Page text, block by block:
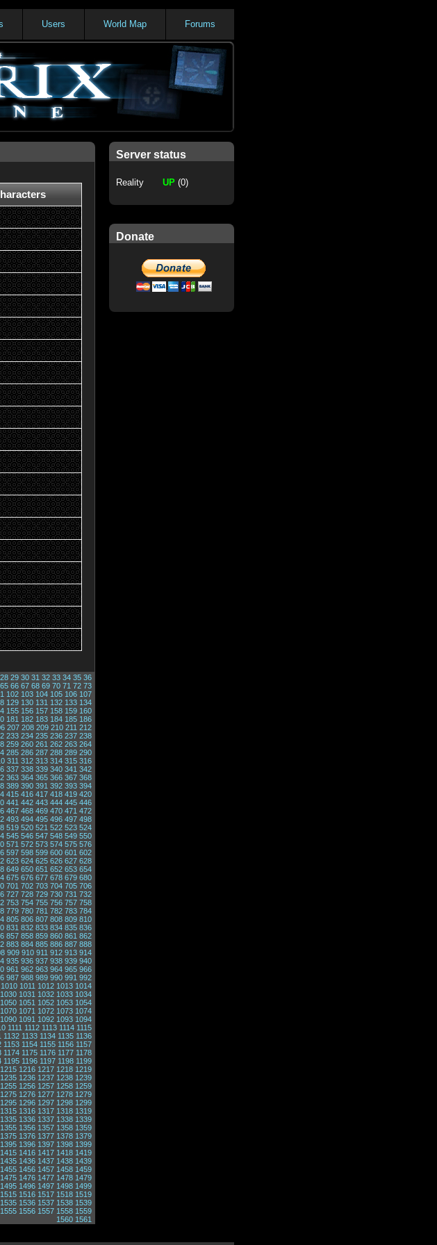
Forums
World Map
Users
28 29 30 31 32 33 34 35 36
65 66 67 68 69 70 71 72 73
102 103 104 105 106 107
129 130 131 132 133 134
155 156 157 158 159 160
181 182 183 184 185 186
207 208 209 210 211 212
233 234 235 236 237 238
259 260 261 262 263 264
285 286 287 288 289 290
311 312 313 314 315 316
337 338 339 340 341 342
363 364 365 366 367 368
389 390 391 392 393 394
415 416 417 418 419 420
441 442 443 444 445 446
467 468 469 470 471 472
493 494 495 496 497 498
519 520 521 522 523 524
545 546 547 548 549 550
571 572 573 574 575 576
597 598 599 600 601 602
623 624 625 626 627 628
649 650 651 652 653 654
675 676 677 678 679 680
701 702 703 704 705 706
727 728 729 730 731 732
753 754 755 756 757 758
779 780 781 782 783 784
805 806 807 808 809 810
831 832 833 834 835 836
857 858 859 860 861 862
883 884 885 886 887 888
909 910 911 912 913 914
935 936 937 938 939 940
961 962 963 964 965 966
987 988 989 990 991 992
1010 1011 1012 1013 1014
1030 1031 1032 1033 1034
1050 1051 1052 1053 1054
1070 1071 1072 1073 1074
1090 1091 1092 1093 1094
1111 1112 1113 1114 1115
1132 1133 1134 1135 1136
1153 1154 1155 1156 1157
1174 1175 1176 1177 1178
1195 1196 1197 1198 1199
1215 1216 1217 1218 1219
1235 1236 1237 1238 1239
1255 1256 1257 1258 1259
1275 1276 1277 1278 1279
1295 1296 1297 1298 1299
1315 1316 1317 1318 1319
1335 1336 1337 1338 1339
1355 1356 1357 1358 1359
1375 1376 1377 1378 1379
1395 1396 1397 1398 1399
1415 1416 1417 1418 1419
1435 1436 1437 1438 1439
1455 1456 1457 1458 1459
1475 1476 1477 1478 1479
1495 1496 1497 1498 1499
1515 1516 1517 1518 1519
1535 1536 1537 1538 1539
1555 1556 1557 1558 1559
1560 1561
Server status
Reality UP(0)
Donate